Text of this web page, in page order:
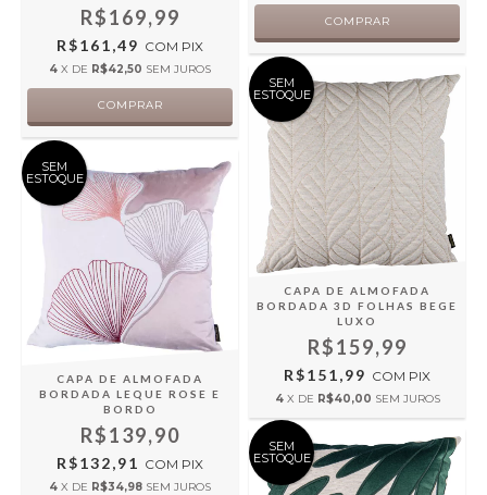
R$169,99
R$161,49 COM PIX
4 X DE R$42,50 SEM JUROS
SEM
ESTOQUE
CAPA DE ALMOFADA
BORDADA LEQUE ROSE E
BORDO
R$139,90
R$132,91 COM PIX
4 X DE R$34,98 SEM JUROS
SEM
ESTOQUE
CAPA DE ALMOFADA
BORDADA 3D FOLHAS BEGE
LUXO
R$159,99
R$151,99 COM PIX
4 X DE R$40,00 SEM JUROS
SEM
ESTOQUE